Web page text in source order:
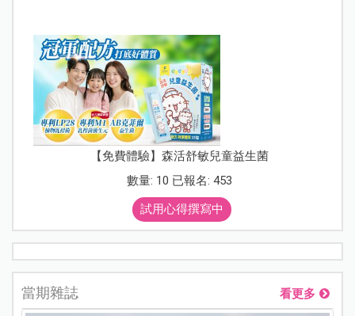
【免費體驗】森活舒敏兒童益生菌
數量: 10 已報名: 453
試用心得撰寫中
當期雜誌 看更多